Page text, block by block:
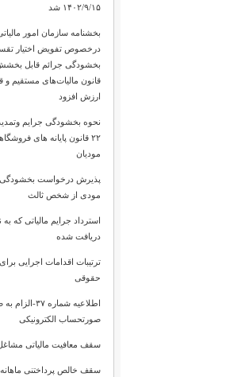
رئیس کل سازمان امور مالیاتی در خصوص تمدید بخشنامه
۱۴۰۲/۹/۱۵ شد
بخشنامه سازمان امور
درخصوص تفویض اختیار
بخشودگی جرائم قابل
قانون مالیات‌های مستقیم و
ارزش افزود
نحوه بخشودگی جرایم
۲۲ قانون پایانه های
مودیان
پذیرش درخواست بخشودگی
مودی از شخص ثالث
استرداد جرایم مالیاتی که
دریافت شده
ترتیبات اقدامات اجرایی
حقوقی
اطلاعیه شماره ۳۷-
صورتحساب الکترونیکی
سقف معافیت مالیاتی مشاغل
سقف خالص پرداختنی